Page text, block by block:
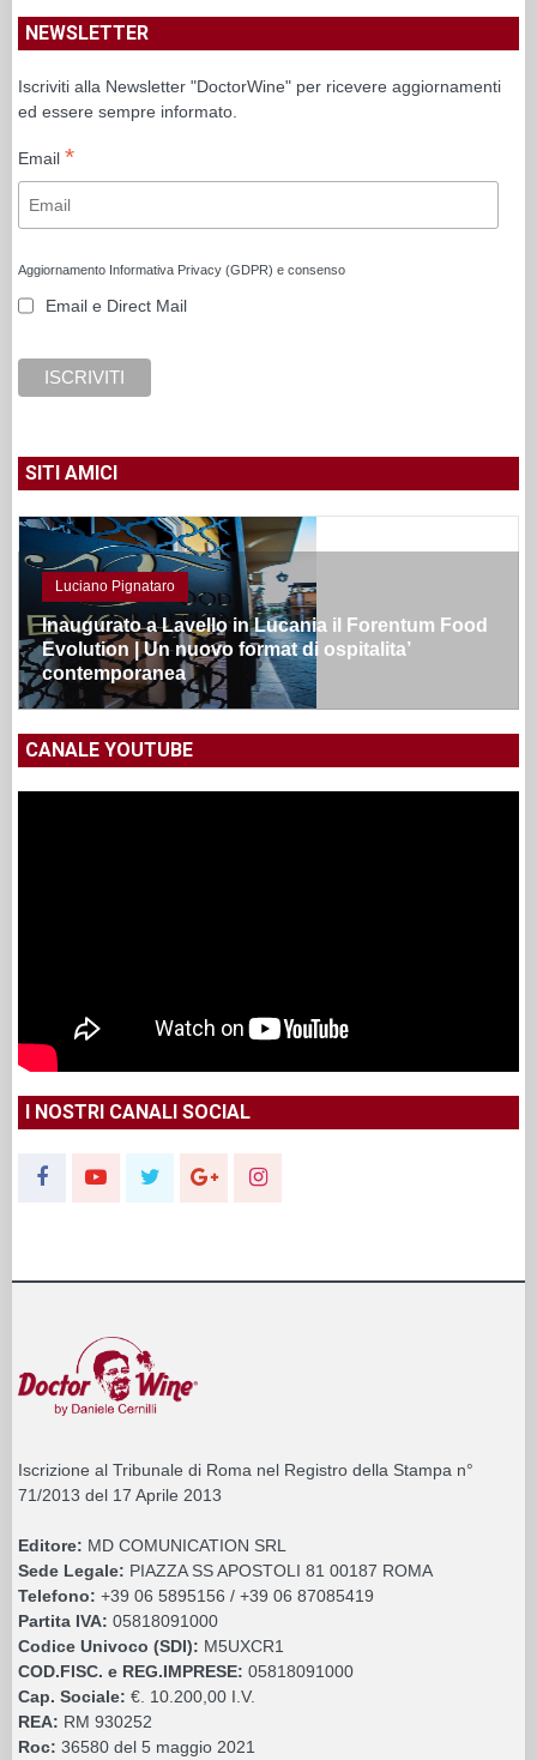
NEWSLETTER
Iscriviti alla Newsletter "DoctorWine" per ricevere aggiornamenti
ed essere sempre informato.
Email *
Aggiornamento Informativa Privacy (GDPR) e consenso
Email e Direct Mail
SITI AMICI
Luciano Pignataro
Inaugurato a Lavello in Lucania il Forentum Food
Evolution | Un nuovo format di ospitalita’
contemporanea
CANALE YOUTUBE
I NOSTRI CANALI SOCIAL
Iscrizione al Tribunale di Roma nel Registro della Stampa n°
71/2013 del 17 Aprile 2013
Editore: MD COMUNICATION SRL
Sede Legale: PIAZZA SS APOSTOLI 81 00187 ROMA
Telefono: +39 06 5895156 / +39 06 87085419
Partita IVA: 05818091000
Codice Univoco (SDI): M5UXCR1
COD.FISC. e REG.IMPRESE: 05818091000
Cap. Sociale: €. 10.200,00 I.V.
REA: RM 930252
Roc: 36580 del 5 maggio 2021